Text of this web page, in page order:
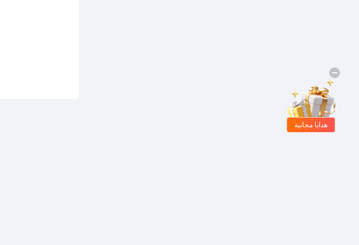
هدايا مجانية